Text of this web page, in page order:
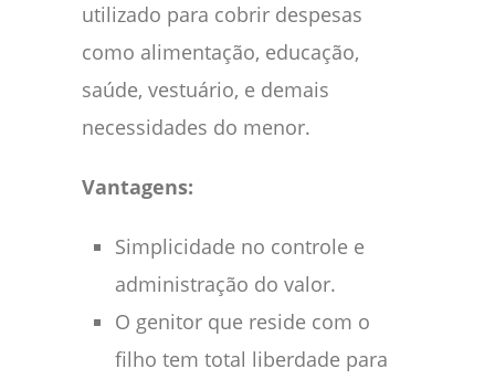
utilizado para cobrir despesas
como alimentação, educação,
saúde, vestuário, e demais
necessidades do menor.
Vantagens:
Simplicidade no controle e
administração do valor.
O genitor que reside com o
filho tem total liberdade para